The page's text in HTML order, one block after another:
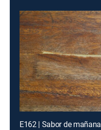
E162 | Sabor de mañana